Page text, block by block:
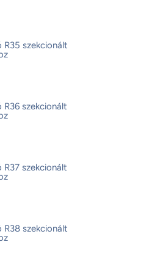
R35 szekcionált
R36 szekcionált
R37 szekcionált
R38 szekcionált